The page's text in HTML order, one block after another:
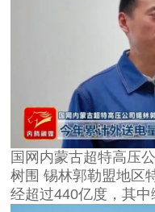
国网内蒙古超特高压
树围 锡林郭勒盟地区
经超过440亿度，其中